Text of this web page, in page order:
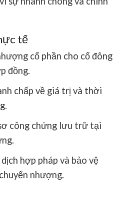
tế
cổ phần cho cổ đông
đồng.
chấp về giá trị và thời
công chứng lưu trữ tại
hợp pháp và bảo vệ
nhượng.